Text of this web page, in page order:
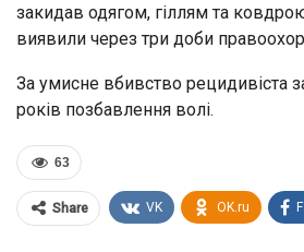
закидав одягом, гіллям та
виявили через три доби
За умисне вбивство рецидивіста
років позбавлення волі.
63
Share VK OK.ru